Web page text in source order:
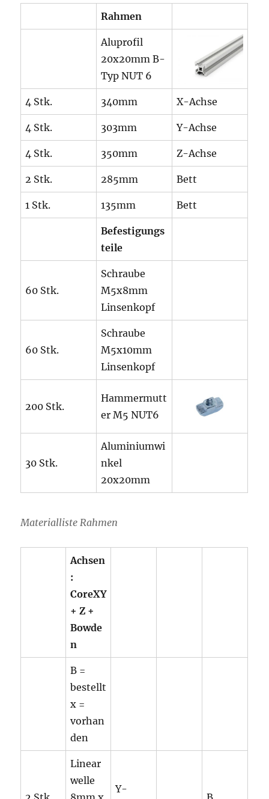
Rahmen
Aluprofil
20x20mm B-
Typ NUT 6
4 Stk. 340mm X-Achse
4 Stk. 303mm Y-Achse
4 Stk. 350mm Z-Achse
2 Stk. 285mm Bett
1 Stk. 135mm Bett
Befestigungs
teile
60 Stk.
Schraube
M5x8mm
Linsenkopf
60 Stk.
Schraube
M5x10mm
Linsenkopf
200 Stk.
Hammermutt
er M5 NUT6
30 Stk.
Aluminiumwi
nkel
20x20mm
Materialliste Rahmen
Achsen
:
CoreXY
+ Z +
Bowde
n
B =
bestellt
x =
vorhan
den
Linear
welle
Y-